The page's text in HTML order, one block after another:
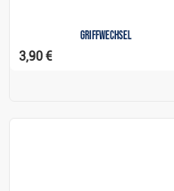
Griffwechsel
3,90 €